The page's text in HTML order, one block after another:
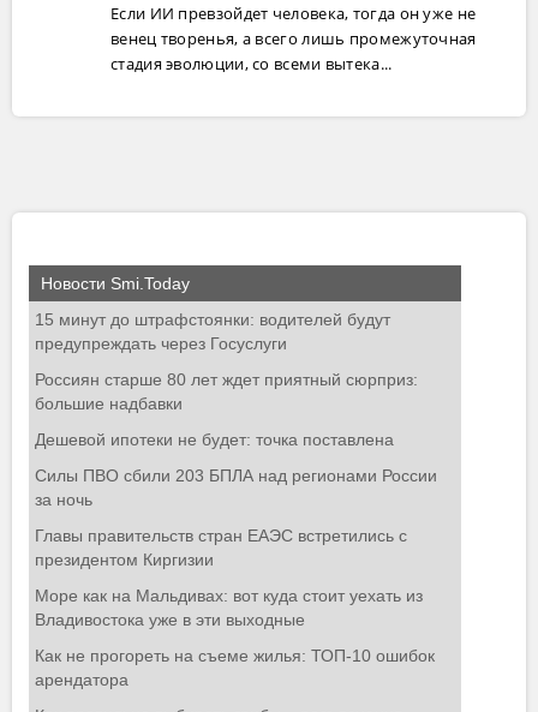
Если ИИ превзойдет человека, тогда он уже не
венец творенья, а всего лишь промежуточная
стадия эволюции, со всеми вытека...